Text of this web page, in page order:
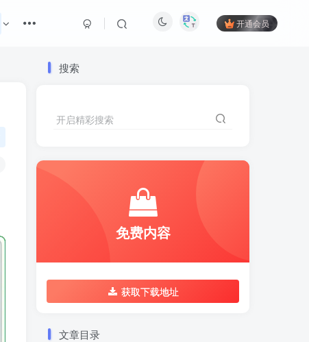
开通会员
搜索
开启精彩搜索
免费内容
获取下载地址
文章目录